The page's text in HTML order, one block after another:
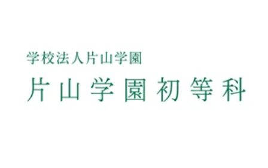
片山学園初等科HP